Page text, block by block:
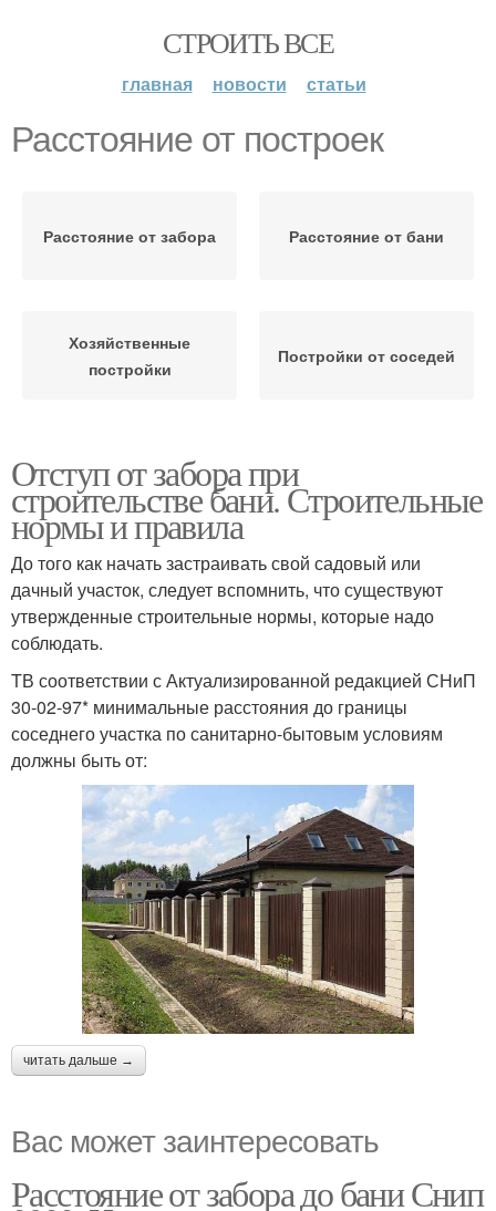
СТРОИТЬ ВСЕ
главная новости статьи
Расстояние от построек
Расстояние от забора Расстояние от бани
Хозяйственные
постройки
Постройки от соседей
Отступ от забора при
строительстве бани. Строительные
нормы и правила
До того как начать застраивать свой садовый или
дачный участок, следует вспомнить, что существуют
утвержденные строительные нормы, которые надо
соблюдать.
TВ соответствии с Актуализированной редакцией СНиП
30-02-97* минимальные расстояния до границы
соседнего участка по санитарно-бытовым условиям
должны быть от:
читать дальше →
Вас может заинтересовать
Расстояние от забора до бани Снип